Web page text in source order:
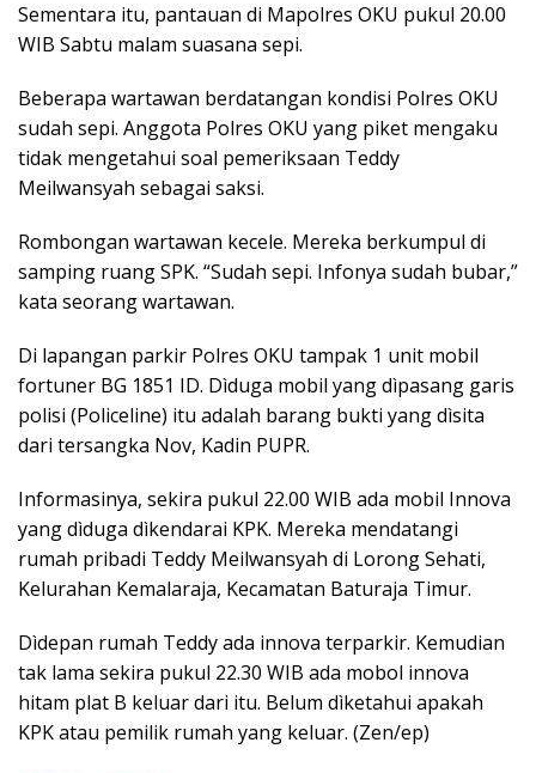
Sementara itu, pantauan di Mapolres OKU pukul 20.00
WIB Sabtu malam suasana sepi.
Beberapa wartawan berdatangan kondisi Polres OKU
sudah sepi. Anggota Polres OKU yang piket mengaku
tidak mengetahui soal pemeriksaan Teddy
Meilwansyah sebagai saksi.
Rombongan wartawan kecele. Mereka berkumpul di
samping ruang SPK. “Sudah sepi. Infonya sudah bubar,”
kata seorang wartawan.
Di lapangan parkir Polres OKU tampak 1 unit mobil
fortuner BG 1851 ID. Dìduga mobil yang dìpasang garis
polisi (Policeline) itu adalah barang bukti yang dìsita
dari tersangka Nov, Kadin PUPR.
Informasinya, sekira pukul 22.00 WIB ada mobil Innova
yang dìduga dìkendarai KPK. Mereka mendatangi
rumah pribadi Teddy Meilwansyah di Lorong Sehati,
Kelurahan Kemalaraja, Kecamatan Baturaja Timur.
Dìdepan rumah Teddy ada innova terparkir. Kemudian
tak lama sekira pukul 22.30 WIB ada mobol innova
hitam plat B keluar dari itu. Belum dìketahui apakah
KPK atau pemilik rumah yang keluar. (Zen/ep)